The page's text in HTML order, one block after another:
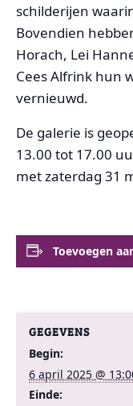
schilderijen
Bovendien
Horach, Lei
Cees Alfrink hun
vernieuwd.
De galerie is
13.00 tot 17.00
met zaterdag 31
Toevoegen
GEGEVENS
Begin:
6 april 2025 @
Einde: